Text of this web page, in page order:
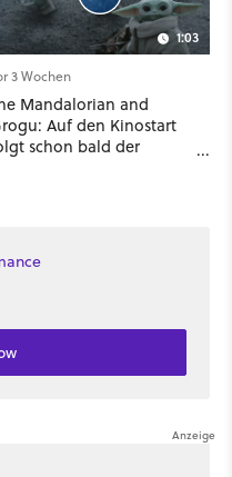
1:03
3 Wochen
Mandalorian and
Auf den Kinostart
schon bald der